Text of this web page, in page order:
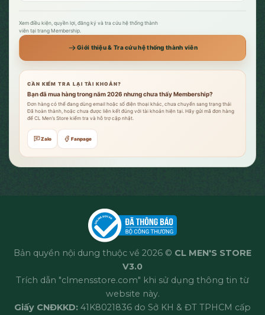
Xem điều kiện, quyền lợi, đăng ký và tra cứu hệ thống thành
viên tại trang Membership.
Giới thiệu & Tra cứu hệ thống thành viên
CẦN KIỂM TRA LẠI TÀI KHOẢN?
Bạn đã mua hàng trong năm 2026 nhưng chưa thấy Membership?
Đơn hàng có thể đang dùng email hoặc số điện thoại khác, chưa chuyển sang trạng thái
Đã hoàn thành, hoặc chưa được liên kết đúng với tài khoản hiện tại. Hãy gửi mã đơn hàng
để CL Men’s Store kiểm tra và hỗ trợ cập nhật.
Zalo Fanpage
Bản quyền nội dung thuộc về 2026 © CL MEN'S STORE
V3.0
Trích dẫn "clmensstore.com" khi sử dụng thông tin từ
website này.
Giấy CNĐKKD: 41K8021836 do Sở KH & ĐT TPHCM cấp